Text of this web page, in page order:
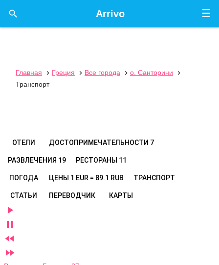
☰
Arrivo

Главная  Греция  Все города  о. Санторини

Транспорт
ОТЕЛИ ДОСТОПРИМЕЧАТЕЛЬНОСТИ 7
РАЗВЛЕЧЕНИЯ 19 РЕСТОРАНЫ 11
ПОГОДА ЦЕНЫ 1 EUR = 89.1 RUB ТРАНСПОРТ
СТАТЬИ ПЕРЕВОДЧИК КАРТЫ



